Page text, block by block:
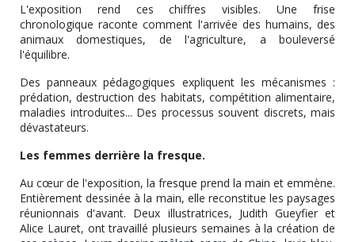
L'exposition rend ces chiffres visibles. Une frise
chronologique raconte comment l'arrivée des humains, des
animaux domestiques, de l'agriculture, a bouleversé
l'équilibre.
Des panneaux pédagogiques expliquent les mécanismes :
prédation, destruction des habitats, compétition alimentaire,
maladies introduites... Des processus souvent discrets, mais
dévastateurs.
Les femmes derrière la fresque.
Au cœur de l'exposition, la fresque prend la main et emmène.
Entièrement dessinée à la main, elle reconstitue les paysages
réunionnais d'avant. Deux illustratrices, Judith Gueyfier et
Alice Lauret, ont travaillé plusieurs semaines à la création de